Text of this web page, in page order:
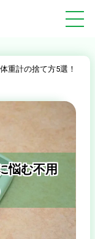
体重計の捨て方5選！
悩む不用